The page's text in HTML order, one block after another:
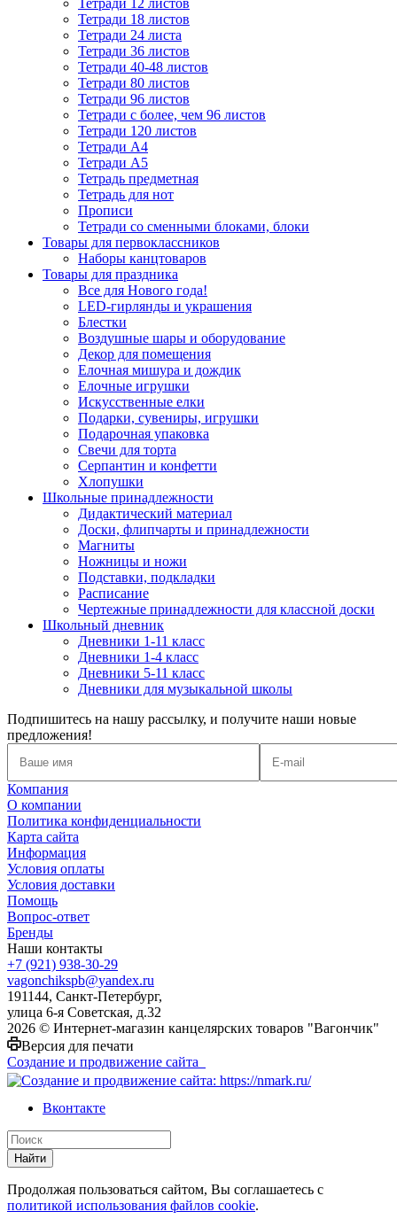
Тетради 12 листов
Тетради 18 листов
Тетради 24 листа
Тетради 36 листов
Тетради 40-48 листов
Тетради 80 листов
Тетради 96 листов
Тетради с более, чем 96 листов
Тетради 120 листов
Тетради А4
Тетради А5
Тетрадь предметная
Тетрадь для нот
Прописи
Тетради со сменными блоками, блоки
Товары для первоклассников
Наборы канцтоваров
Товары для праздника
Все для Нового года!
LED-гирлянды и украшения
Блестки
Воздушные шары и оборудование
Декор для помещения
Елочная мишура и дождик
Елочные игрушки
Искусственные елки
Подарки, сувениры, игрушки
Подарочная упаковка
Свечи для торта
Серпантин и конфетти
Хлопушки
Школьные принадлежности
Дидактический материал
Доски, флипчарты и принадлежности
Магниты
Ножницы и ножи
Подставки, подкладки
Расписание
Чертежные принадлежности для классной доски
Школьный дневник
Дневники 1-11 класс
Дневники 1-4 класс
Дневники 5-11 класс
Дневники для музыкальной школы
Подпишитесь на нашу рассылку, и получите наши новые
предложения!
Компания
О компании
Политика конфиденциальности
Карта сайта
Информация
Условия оплаты
Условия доставки
Помощь
Вопрос-ответ
Бренды
Наши контакты
+7 (921) 938-30-29
vagonchikspb@yandex.ru
191144, Санкт-Петербург,
улица 6-я Советская, д.32
2026 © Интернет-магазин канцелярских товаров "Вагончик"
Версия для печати
Создание и продвижение сайта
Вконтакте
Найти
Продолжая пользоваться сайтом, Вы соглашаетесь с
политикой использования файлов cookie.